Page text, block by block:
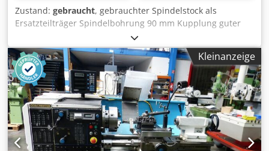
Zustand: gebraucht, gebrauchter Spindelstock als
Ersatzteilträger Spindelbohrung 90 mm Kupplung guter
Zustand Dkjdpfx Asy Ul Hfsdror
Kleinanzeige